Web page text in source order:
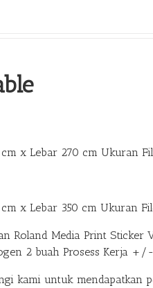
x Lebar 270 cm Ukuran
x Lebar 350 cm Ukuran
Roland Media Print
2 buah Prosess Kerja
kami untuk